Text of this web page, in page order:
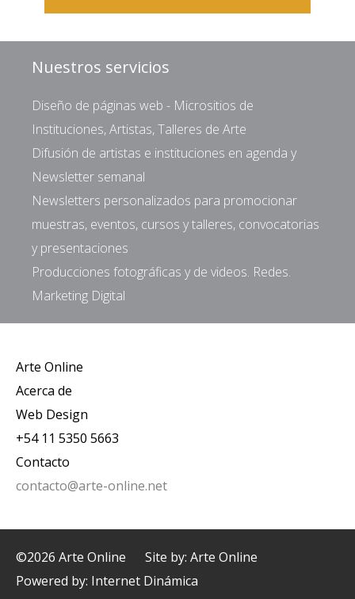
Nuestros servicios
Diseño de páginas web - Micrositios de
Instituciones, Artistas, Talleres de Arte
Difusión de artistas e instituciones en agenda y
Newsletter semanal
Newsletters personalizados para promocionar
muestras, eventos, cursos y talleres, convocatorias
y presentaciones
Producciones fotográficas y de videos. Redes.
Marketing Digital
Arte Online
Acerca de
Web Design
+54 11 5350 5663
Contacto
contacto@arte-online.net
©2026 Arte Online
Site by: Arte Online
Powered by: Internet Dinámica